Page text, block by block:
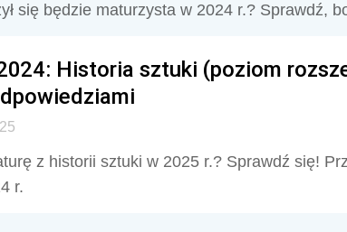
się będzie maturzysta w 2024 r.? Sprawdź,
Historia sztuki (poziom
z historii sztuki w 2025 r.? Sprawdź się!
r.